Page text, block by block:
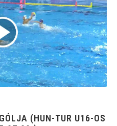
(HUN-TUR U16-OS